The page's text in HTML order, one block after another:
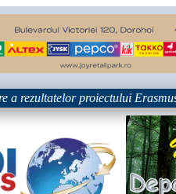
proiectului Erasmus+